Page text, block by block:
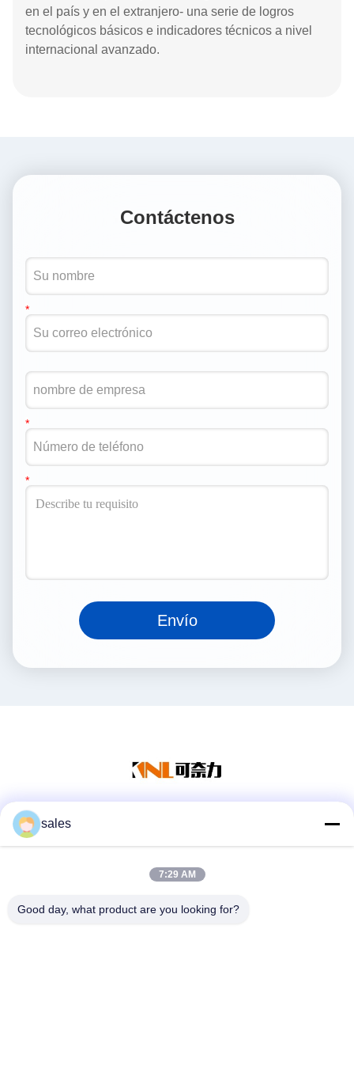
en el país y en el extranjero- una serie de logros
tecnológicos básicos e indicadores técnicos a nivel
internacional avanzado.
Contáctenos
Envío
Contacto rápido
sales
7:29 AM
Good day, what product are you looking for?